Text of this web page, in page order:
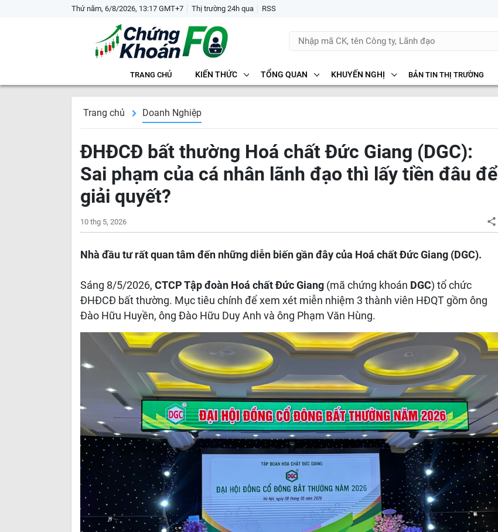
Thứ năm, 6/8/2026, 13:17 GMT+7 Thị trường 24h qua RSS
TRANG CHỦ KIẾN THỨC TỔNG QUAN KHUYẾN NGHỊ BẢN TIN THỊ TRƯỜNG
Trang chủ Doanh Nghiệp
ĐHĐCĐ bất thường Hoá chất Đức Giang (DGC):
Sai phạm của cá nhân lãnh đạo thì lấy tiền đâu để
giải quyết?
10 thg 5, 2026
Nhà đầu tư rất quan tâm đến những diễn biến gần đây của Hoá chất Đức Giang (DGC).
Sáng 8/5/2026, CTCP Tập đoàn Hoá chất Đức Giang (mã chứng khoán DGC) tổ chức
ĐHĐCĐ bất thường. Mục tiêu chính để xem xét miễn nhiệm 3 thành viên HĐQT gồm ông
Đào Hữu Huyền, ông Đào Hữu Duy Anh và ông Phạm Văn Hùng.